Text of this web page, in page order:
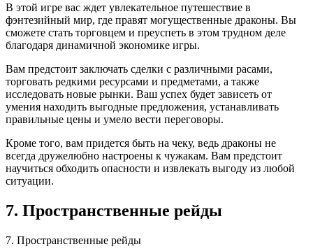
В этой игре вас ждет увлекательное путешествие в
фэнтезийный мир, где правят могущественные драконы. Вы
сможете стать торговцем и преуспеть в этом трудном деле
благодаря динамичной экономике игры.
Вам предстоит заключать сделки с различными расами,
торговать редкими ресурсами и предметами, а также
исследовать новые рынки. Ваш успех будет зависеть от
умения находить выгодные предложения, устанавливать
правильные цены и умело вести переговоры.
Кроме того, вам придется быть на чеку, ведь драконы не
всегда дружелюбно настроены к чужакам. Вам предстоит
научиться обходить опасности и извлекать выгоду из любой
ситуации.
7. Пространственные рейды
7. Пространственные рейды